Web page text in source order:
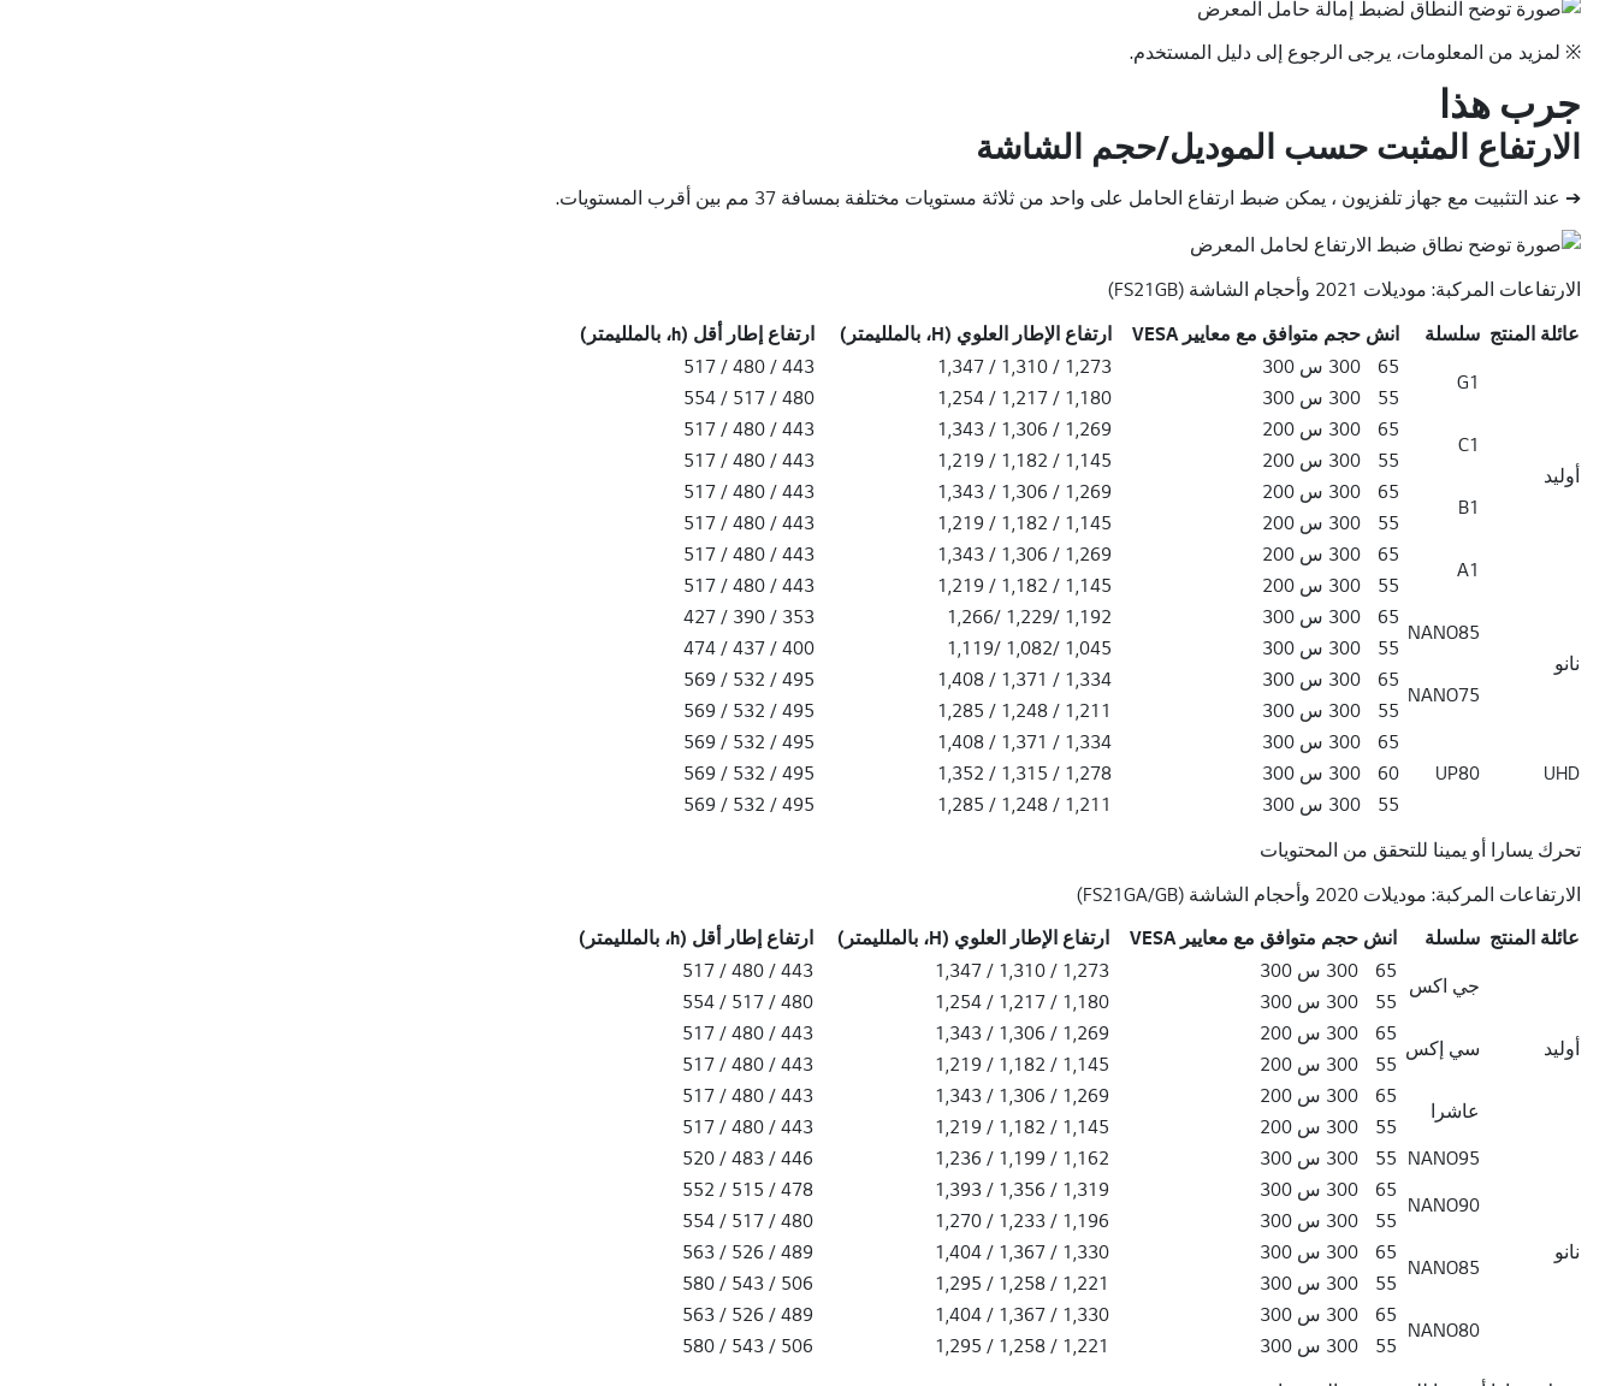
※ لمزيد من المعلومات، يرجى الرجوع إلى دليل المستخدم.
جرب هذا
الارتفاع المثبت حسب الموديل/حجم الشاشة
➔ عند التثبيت مع جهاز تلفزيون ، يمكن ضبط ارتفاع الحامل على واحد من ثلاثة مستويات مختلفة بمسافة 37 مم بين أقرب المستويات.
الارتفاعات المركبة: موديلات 2021 وأحجام الشاشة (FS21GB)
سلسلة عائلة المنتج مقاس VESA بوصة ارتفاع الإطار العلوي (H ، بالملليمتر) ارتفاع الإطار السفلي (h ، بالملليمتر)
عائلة المنتج سلسلة انش حجم متوافق مع معايير VESA ارتفاع الإطار العلوي (H، بالملليمتر) ارتفاع إطار أقل (h، بالملليمتر)
أوليد
G1
65 300 س 300 1,273 / 1,310 / 1,347
443 / 480 / 517
55
300 س 300 1,180 / 1,217 / 1,254
480 / 517 / 554
C1
65 300 س 200 1,269 / 1,306 / 1,343
443 / 480 / 517
55
300 س 200 1,145 / 1,182 / 1,219
443 / 480 / 517
B1
65 300 س 200 1,269 / 1,306 / 1,343
443 / 480 / 517
55
300 س 200 1,145 / 1,182 / 1,219
443 / 480 / 517
A1
65 300 س 200 1,269 / 1,306 / 1,343
443 / 480 / 517
55
300 س 200 1,145 / 1,182 / 1,219
443 / 480 / 517
نانو
NANO85
65 300 س 300 1,192 /1,229 /1,266
353 / 390 / 427
55
300 س 300 1,045 /1,082 /1,119
400 / 437 / 474
NANO75
65 300 س 300 1,334 / 1,371 / 1,408
495 / 532 / 569
55
300 س 300 1,211 / 1,248 / 1,285
495 / 532 / 569
UHD
UP80
65 300 س 300 1,334 / 1,371 / 1,408
495 / 532 / 569
60
300 س 300 1,278 / 1,315 / 1,352
495 / 532 / 569
55
300 س 300 1,211 / 1,248 / 1,285
495 / 532 / 569
تحرك يسارا أو يمينا للتحقق من المحتويات
الارتفاعات المركبة: موديلات 2020 وأحجام الشاشة (FS21GA/GB)
سلسلة عائلة المنتج مقاس VESA بوصة ارتفاع الإطار العلوي (H ، بالملليمتر) ارتفاع الإطار السفلي (h ، بالملليمتر)
عائلة المنتج سلسلة انش حجم متوافق مع معايير VESA ارتفاع الإطار العلوي (H، بالملليمتر) ارتفاع إطار أقل (h، بالملليمتر)
أوليد
جي اكس
65 300 س 300 1,273 / 1,310 / 1,347
443 / 480 / 517
55
300 س 300 1,180 / 1,217 / 1,254
480 / 517 / 554
سي إكس
65 300 س 200 1,269 / 1,306 / 1,343
443 / 480 / 517
55
300 س 200 1,145 / 1,182 / 1,219
443 / 480 / 517
عاشرا
65 300 س 200 1,269 / 1,306 / 1,343
443 / 480 / 517
55
300 س 200 1,145 / 1,182 / 1,219
443 / 480 / 517
نانو
NANO95
55 300 س 300 1,162 / 1,199 / 1,236
446 / 483 / 520
NANO90
65 300 س 300 1,319 / 1,356 / 1,393
478 / 515 / 552
55
300 س 300 1,196 / 1,233 / 1,270
480 / 517 / 554
NANO85
65 300 س 300 1,330 / 1,367 / 1,404
489 / 526 / 563
55
300 س 300 1,221 / 1,258 / 1,295
506 / 543 / 580
NANO80
65 300 س 300 1,330 / 1,367 / 1,404
489 / 526 / 563
55
300 س 300 1,221 / 1,258 / 1,295
506 / 543 / 580